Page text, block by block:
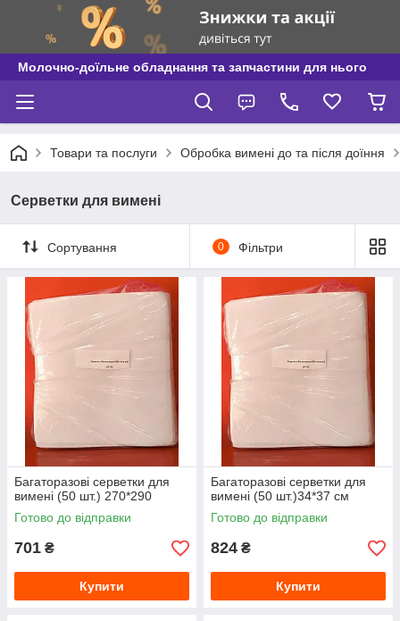
Молочно-доїльне обладнання та запчастини для нього
Товари та послуги Обробка вимені до та після доїння
Серветки для вимені
Сортування 0 Фільтри
Багаторазові серветки для
вимені (50 шт.) 270*290
Готово до відправки
701 ₴
Купити
Багаторазові серветки для
вимені (50 шт.)34*37 см
Готово до відправки
824 ₴
Купити